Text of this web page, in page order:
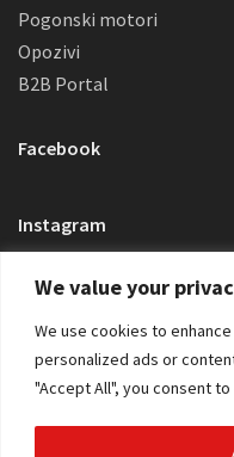
We value your
We use cookies to
personalized ads or
"Accept All", you consent
Pogonski motori
Opozivi
B2B Portal
Facebook
Instagram